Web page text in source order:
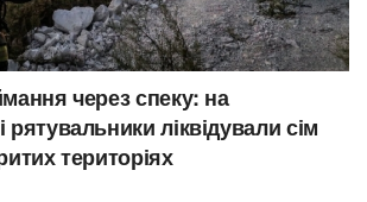
через спеку: на
ліквідували сім
територіях